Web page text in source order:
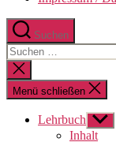
Suchen
Suchen
nach:
Suche
schließen
Menü schließen
Lehrbuch
Inhalt